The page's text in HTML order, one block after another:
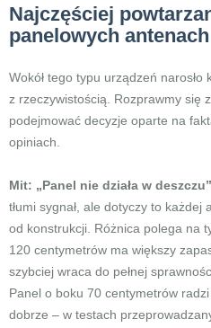
Najczęściej
panelowych
Wokół tego typu urządzeń
z rzeczywistością. Rozprawmy się
podejmować decyzje oparte na
opiniach.
Mit: „Panel nie działa w
tłumi sygnał, ale dotyczy to
od konstrukcji. Różnica polega na
120 centymetrów ma większy
szybciej wraca do pełnej
Panel o boku 70 centymetrów
dobrze – w testach